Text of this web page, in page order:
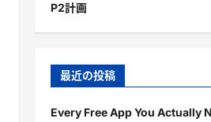
P2計画
最近の投稿
Every Free App You Actually